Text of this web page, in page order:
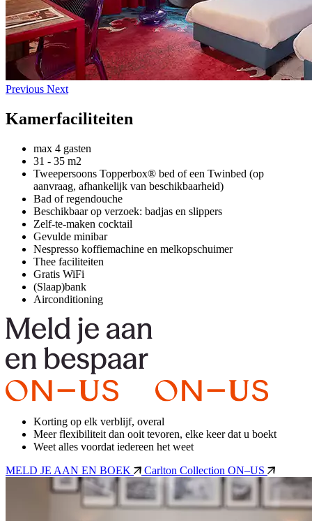
Previous Next
Kamerfaciliteiten
max 4 gasten
31 - 35 m2
Tweepersoons Topperbox® bed of een Twinbed (op
aanvraag, afhankelijk van beschikbaarheid)
Bad of regendouche
Beschikbaar op verzoek: badjas en slippers
Zelf-te-maken cocktail
Gevulde minibar
Nespresso koffiemachine en melkopschuimer
Thee faciliteiten
Gratis WiFi
(Slaap)bank
Airconditioning
Korting op elk verblijf, overal
Meer flexibiliteit dan ooit tevoren, elke keer dat u boekt
Weet alles voordat iedereen het weet
MELD JE AAN EN BOEK
Carlton Collection ON–US